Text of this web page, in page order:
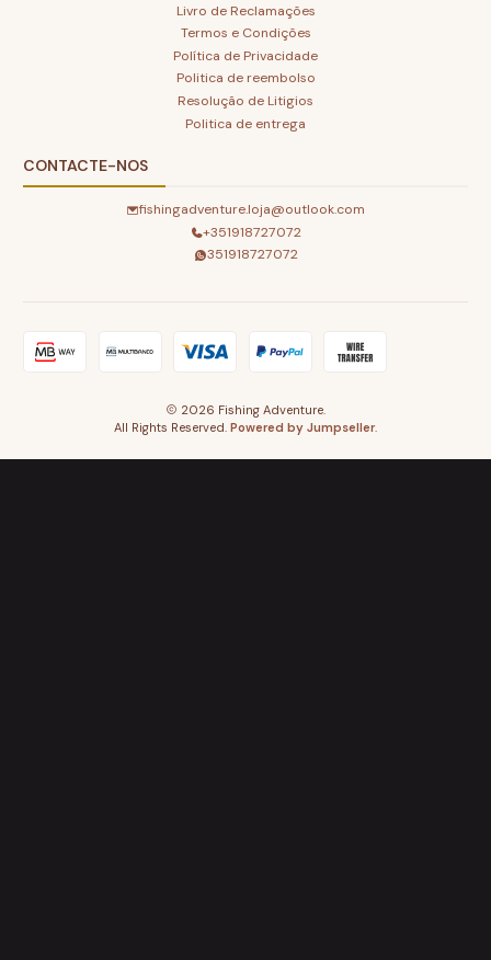
Livro de Reclamações
Termos e Condições
Política de Privacidade
Politica de reembolso
Resolução de Litigios
Politica de entrega
CONTACTE-NOS
fishingadventure.loja@outlook.com
+351918727072
351918727072
2026 Fishing Adventure.
All Rights Reserved. Powered by Jumpseller.